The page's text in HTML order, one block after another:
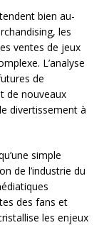
bien au-
les
ventes de jeux
L’analyse
de
de nouveaux
divertissement à
simple
de l’industrie du
des fans et
les enjeux